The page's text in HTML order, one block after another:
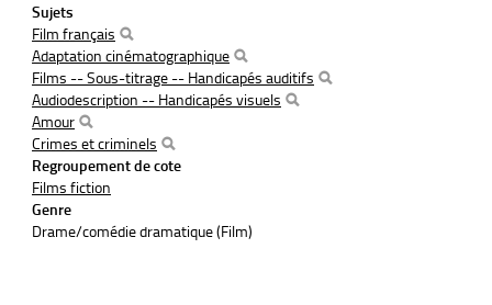
Sujets
Film français
Adaptation cinématographique
Films -- Sous-titrage -- Handicapés auditifs
Audiodescription -- Handicapés visuels
Amour
Crimes et criminels
Regroupement de cote
Films fiction
Genre
Drame/comédie dramatique (Film)